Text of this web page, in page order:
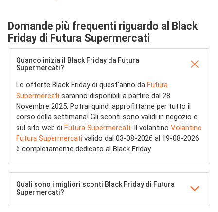
Domande più frequenti riguardo al Black
Friday di Futura Supermercati
Quando inizia il Black Friday da Futura
Supermercati?
Le offerte Black Friday di quest'anno da Futura
Supermercati saranno disponibili a partire dal 28
Novembre 2025. Potrai quindi approfittarne per tutto il
corso della settimana! Gli sconti sono validi in negozio e
sul sito web di Futura Supermercati. Il volantino Volantino
Futura Supermercati valido dal 03-08-2026 al 19-08-2026
è completamente dedicato al Black Friday.
Quali sono i migliori sconti Black Friday di Futura
Supermercati?